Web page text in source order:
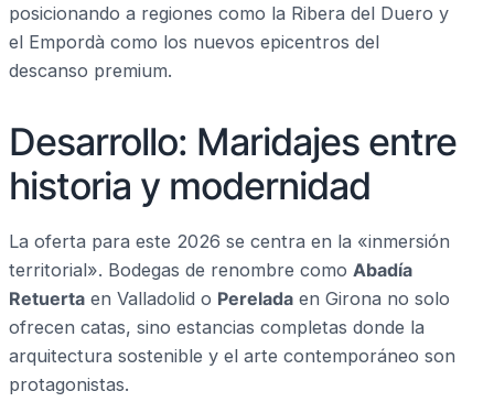
posicionando a regiones como la Ribera del Duero y
el Empordà como los nuevos epicentros del
descanso premium.
Desarrollo: Maridajes entre
historia y modernidad
La oferta para este 2026 se centra en la «inmersión
territorial». Bodegas de renombre como Abadía
Retuerta en Valladolid o Perelada en Girona no solo
ofrecen catas, sino estancias completas donde la
arquitectura sostenible y el arte contemporáneo son
protagonistas.